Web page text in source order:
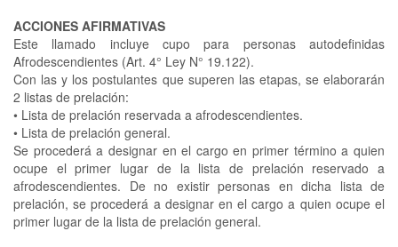
ACCIONES AFIRMATIVAS
Este llamado incluye cupo para personas autodefinidas
Afrodescendientes (Art. 4° Ley N° 19.122).
Con las y los postulantes que superen las etapas, se elaborarán
2 listas de prelación:
• Lista de prelación reservada a afrodescendientes.
• Lista de prelación general.
Se procederá a designar en el cargo en primer término a quien
ocupe el primer lugar de la lista de prelación reservado a
afrodescendientes. De no existir personas en dicha lista de
prelación, se procederá a designar en el cargo a quien ocupe el
primer lugar de la lista de prelación general.